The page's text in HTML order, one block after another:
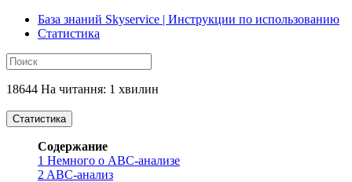
База знаний Skyservice | Инструкции по использованию
Статистика
18644 На читання: 1 хвилин
Статистика
Содержание
1 Немного о ABC-анализе
2 ABC-анализ